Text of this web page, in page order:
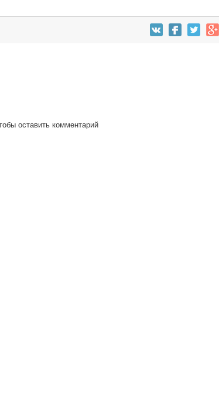
оставить комментарий